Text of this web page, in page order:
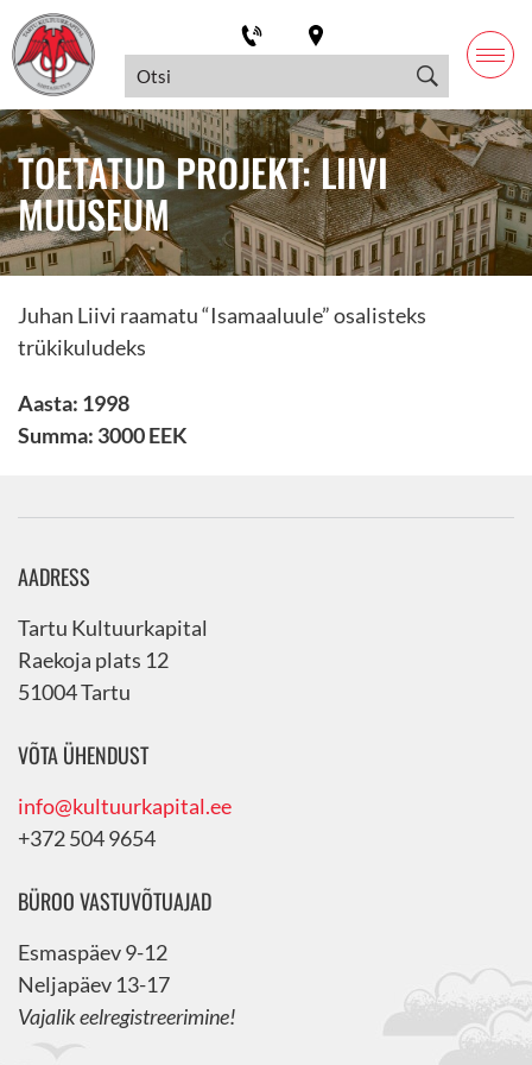
TOETATUD PROJEKT: LIIVI
MUUSEUM
Juhan Liivi raamatu “Isamaaluule” osalisteks
trükikuludeks
Aasta: 1998
Summa: 3000 EEK
AADRESS
Tartu Kultuurkapital
Raekoja plats 12
51004 Tartu
VÕTA ÜHENDUST
info@kultuurkapital.ee
+372 504 9654
BÜROO VASTUVÕTUAJAD
Esmaspäev 9-12
Neljapäev 13-17
Vajalik eelregistreerimine!